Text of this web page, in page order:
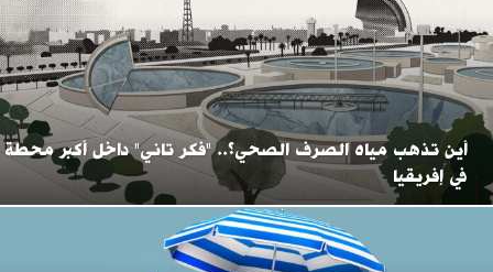
أين تذهب مياه الصرف الصحي؟.. "فكر تاني" داخل أكبر محطة
في إفريقيا